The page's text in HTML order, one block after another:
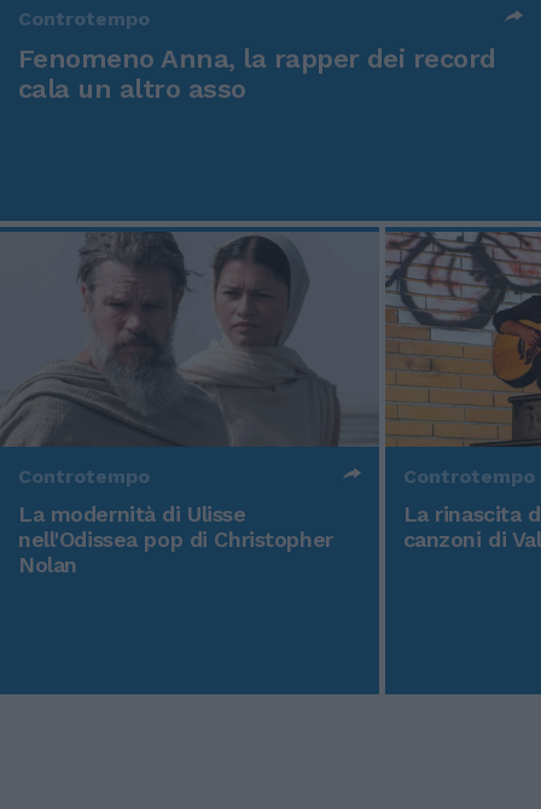
Controtempo
Fenomeno Anna, la rapper dei record
cala un altro asso
Controtempo
La modernità di Ulisse
nell'Odissea pop di Christopher
Nolan
Controtempo
La rinascita
canzoni di